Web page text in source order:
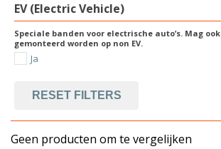
EV (Electric Vehicle)
Speciale banden voor electrische auto’s. Mag ook
gemonteerd worden op non EV.
Ja
RESET FILTERS
Geen producten om te vergelijken